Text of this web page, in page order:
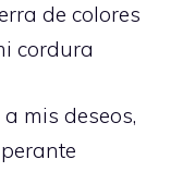
de colores
cordura
mis deseos,